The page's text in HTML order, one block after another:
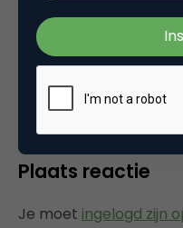
It’s much easier to
12 juli 2016 om 05:29
Plaats reactie
Je moet ingelogd zijn